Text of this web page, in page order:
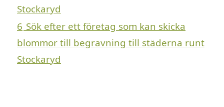
Stockaryd
6 Sök efter ett företag som kan skicka
blommor till begravning till städerna runt
Stockaryd